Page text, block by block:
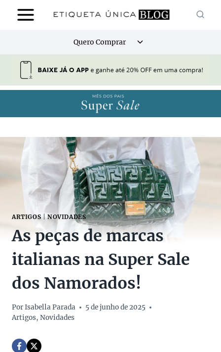
para
Quero Comprar
Alternar
ARTIGOS|NOVIDADES
As peças de marcas
italianas na Super Sale
dos Namorados!
PorIsabella Parada
5 de junho de 2025
Artigos, Novidades